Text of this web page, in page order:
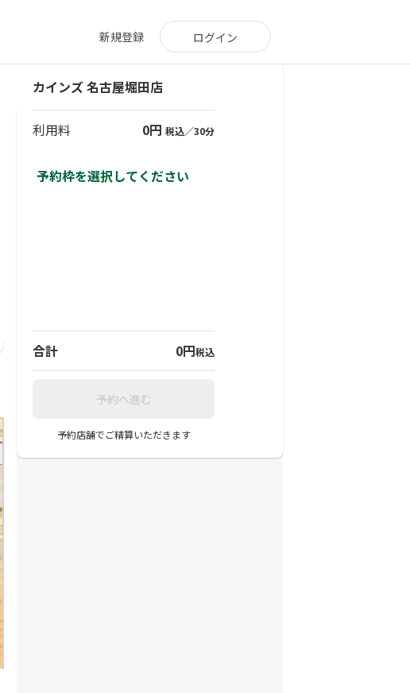
新規登録 ログイン
カインズ 名古屋堀田店
利用料 0円 税込／30分
予約枠を選択してください
合計 0円税込
予約へ進む
予約店舗でご精算いただきます